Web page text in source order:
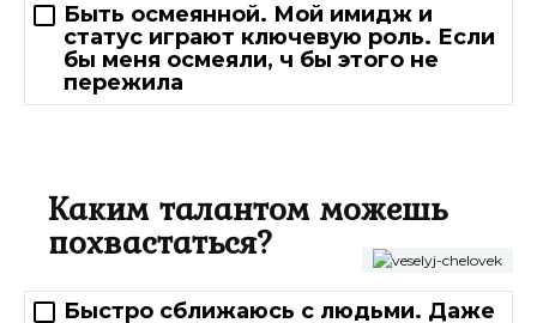
Быть осмеянной. Мой имидж и
статус играют ключевую роль. Если
бы меня осмеяли, ч бы этого не
пережила
Каким талантом можешь
похвастаться?
Быстро сближаюсь с людьми. Даже